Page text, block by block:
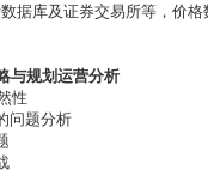
据库及证券交易所等，价格
与规划运营分析
性
问题分析